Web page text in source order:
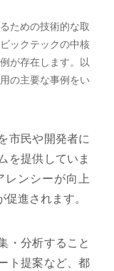
ための技術的な取
ックテックの中核
が存在します。以
の主要な事例をい
市民や開発者に
を提供していま
ンシーが向上
進されます。
・分析すること
ト提案など、都